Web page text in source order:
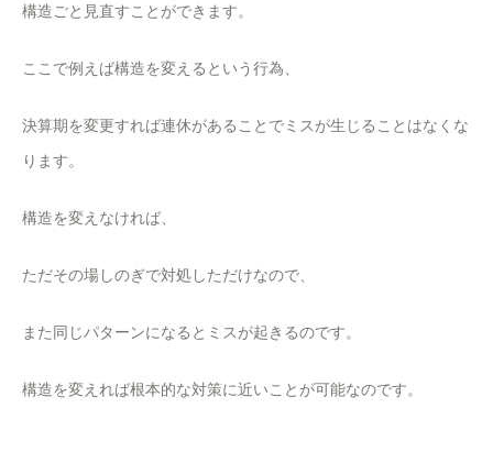
構造ごと見直すことができます。
ここで例えば構造を変えるという行為、
決算期を変更すれば連休があることでミスが生じることはなくな
ります。
構造を変えなければ、
ただその場しのぎで対処しただけなので、
また同じパターンになるとミスが起きるのです。
構造を変えれば根本的な対策に近いことが可能なのです。